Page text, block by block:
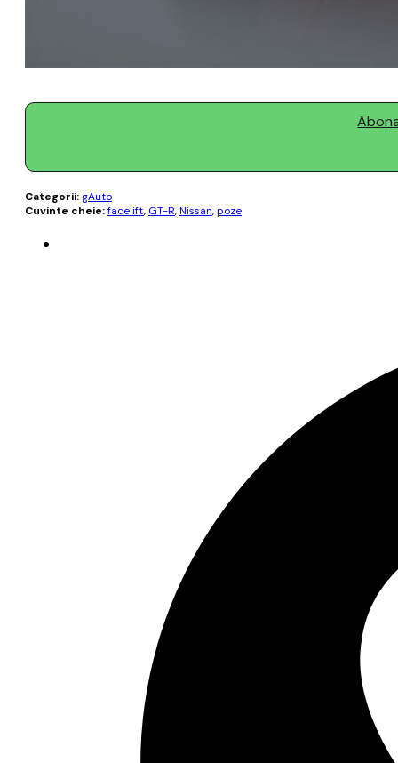
Categorii: gAuto
Cuvinte cheie:facelift, GT-R,Nissan,poze